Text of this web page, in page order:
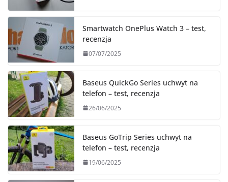
Smartwatch OnePlus Watch 3 – test,
recenzja
07/07/2025
Baseus QuickGo Series uchwyt na
telefon – test, recenzja
26/06/2025
Baseus GoTrip Series uchwyt na
telefon – test, recenzja
19/06/2025